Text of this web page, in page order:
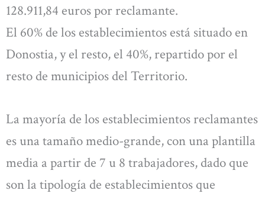
128.911,84 euros por reclamante.
El 60% de los establecimientos está situado en
Donostia, y el resto, el 40%, repartido por el
resto de municipios del Territorio.
La mayoría de los establecimientos reclamantes
es una tamaño medio-grande, con una plantilla
media a partir de 7 u 8 trabajadores, dado que
son la tipología de establecimientos que